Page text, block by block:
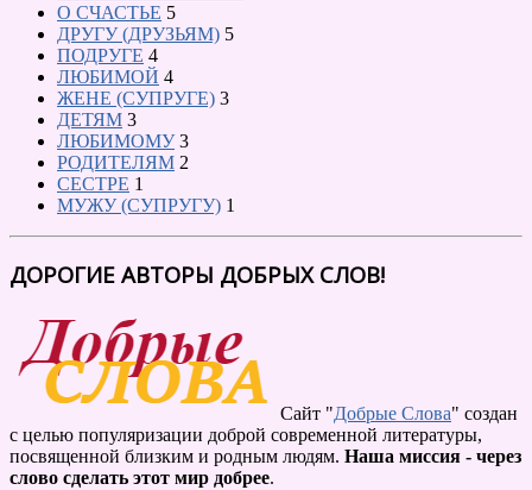
О СЧАСТЬЕ 5
ДРУГУ (ДРУЗЬЯМ) 5
ПОДРУГЕ 4
ЛЮБИМОЙ 4
ЖЕНЕ (СУПРУГЕ) 3
ДЕТЯМ 3
ЛЮБИМОМУ 3
РОДИТЕЛЯМ 2
СЕСТРЕ 1
МУЖУ (СУПРУГУ) 1
ДОРОГИЕ АВТОРЫ ДОБРЫХ СЛОВ!
Сайт "Добрые Слова" создан
c целью популяризации доброй современной литературы,
посвященной близким и родным людям. Наша миссия - через
слово сделать этот мир добрее.